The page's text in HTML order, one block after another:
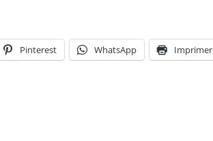
Pinterest WhatsApp Imprimer